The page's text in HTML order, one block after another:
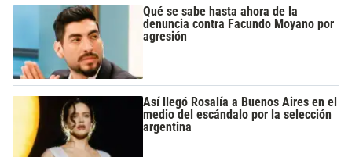
Qué se sabe hasta ahora de la
denuncia contra Facundo Moyano por
agresión
Así llegó Rosalía a Buenos Aires en el
medio del escándalo por la selección
argentina